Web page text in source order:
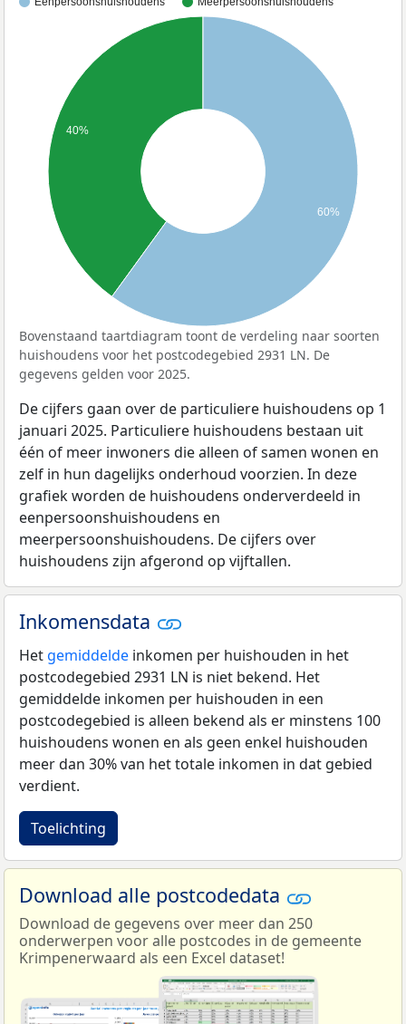
40%
60%
Bovenstaand taartdiagram toont de verdeling naar soorten
huishoudens voor het postcodegebied 2931 LN. De
gegevens gelden voor 2025.
De cijfers gaan over de particuliere huishoudens op 1
januari 2025. Particuliere huishoudens bestaan uit
één of meer inwoners die alleen of samen wonen en
zelf in hun dagelijks onderhoud voorzien. In deze
grafiek worden de huishoudens onderverdeeld in
eenpersoonshuishoudens en
meerpersoonshuishoudens. De cijfers over
huishoudens zijn afgerond op vijftallen.
Inkomensdata
Het gemiddelde inkomen per huishouden in het
postcodegebied 2931 LN is niet bekend. Het
gemiddelde inkomen per huishouden in een
postcodegebied is alleen bekend als er minstens 100
huishoudens wonen en als geen enkel huishouden
meer dan 30% van het totale inkomen in dat gebied
verdient.
Toelichting
Download alle postcodedata
Download de gegevens over meer dan 250
onderwerpen voor alle postcodes in de gemeente
Krimpenerwaard als een Excel dataset!